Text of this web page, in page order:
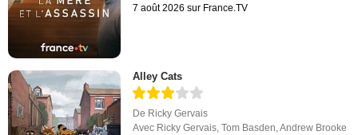
7 août 2026 sur France.TV
Alley Cats
De Ricky Gervais
Avec Ricky Gervais,Tom Basden,Andrew Brooke